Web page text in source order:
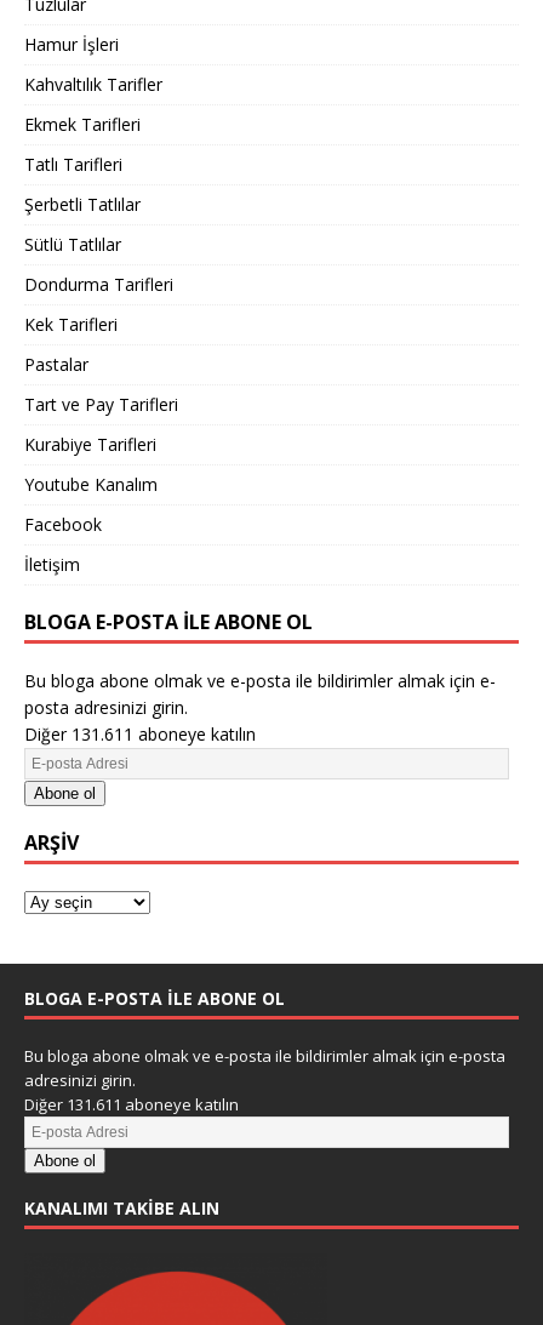
Tuzlular
Hamur İşleri
Kahvaltılık Tarifler
Ekmek Tarifleri
Tatlı Tarifleri
Şerbetli Tatlılar
Sütlü Tatlılar
Dondurma Tarifleri
Kek Tarifleri
Pastalar
Tart ve Pay Tarifleri
Kurabiye Tarifleri
Youtube Kanalım
Facebook
İletişim
BLOGA E-POSTA ILE ABONE OL
Bu bloga abone olmak ve e-posta ile bildirimler almak için e-
posta adresinizi girin.
Diğer 131.611 aboneye katılın
Abone ol
ARŞIV
BLOGA E-POSTA ILE ABONE OL
Bu bloga abone olmak ve e-posta ile bildirimler almak için e-posta
adresinizi girin.
Diğer 131.611 aboneye katılın
Abone ol
KANALIMI TAKIBE ALIN